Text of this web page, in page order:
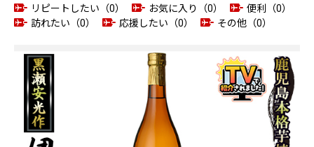
リピートしたい（0）
お気に入り（0）
便利（0）
訪れたい（0）
応援したい（0） その他（0）